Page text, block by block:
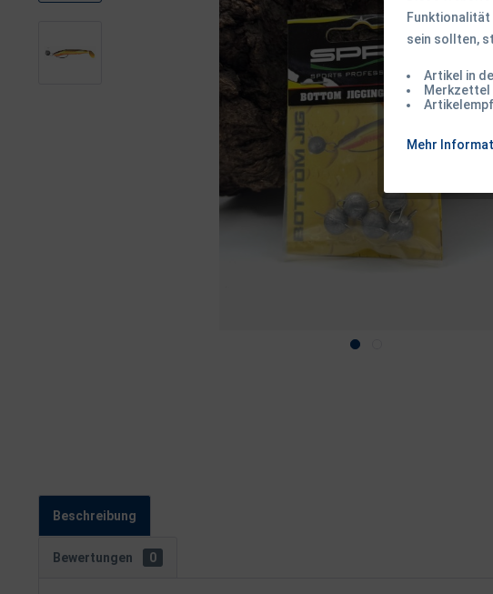
Beschreibung
Bewertungen 0
Funktionalität
sein sollten,
Artikel in
Merkzettel
Mehr